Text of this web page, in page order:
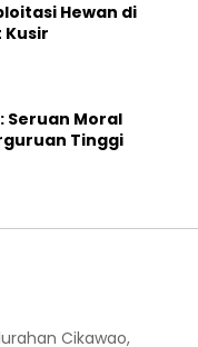
Hewan di
Seruan Moral
Tinggi
Cikawao,